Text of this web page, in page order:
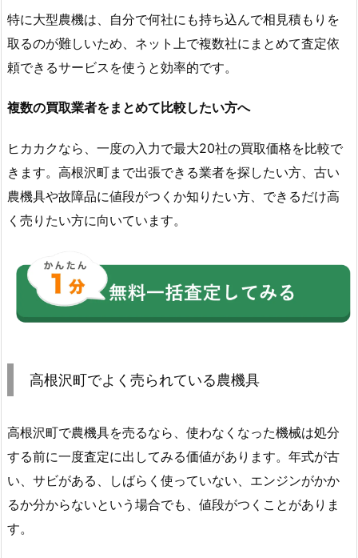
特に大型農機は、自分で何社にも持ち込んで相見積もりを
取るのが難しいため、ネット上で複数社にまとめて査定依
頼できるサービスを使うと効率的です。
複数の買取業者をまとめて比較したい方へ
ヒカカクなら、一度の入力で最大20社の買取価格を比較で
きます。高根沢町まで出張できる業者を探したい方、古い
農機具や故障品に値段がつくか知りたい方、できるだけ高
く売りたい方に向いています。
高根沢町でよく売られている農機具
高根沢町で農機具を売るなら、使わなくなった機械は処分
する前に一度査定に出してみる価値があります。年式が古
い、サビがある、しばらく使っていない、エンジンがかか
るか分からないという場合でも、値段がつくことがありま
す。